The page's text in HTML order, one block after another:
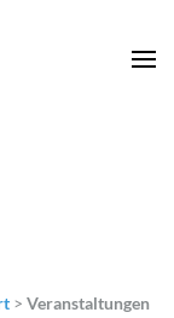
> Veranstaltungen